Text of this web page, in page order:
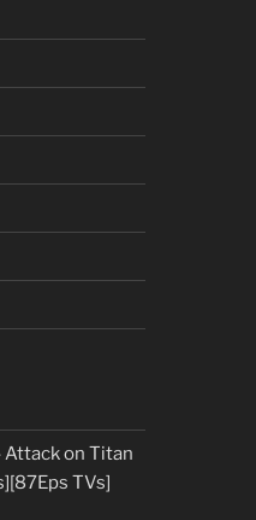
Attack on Titan
TVs]